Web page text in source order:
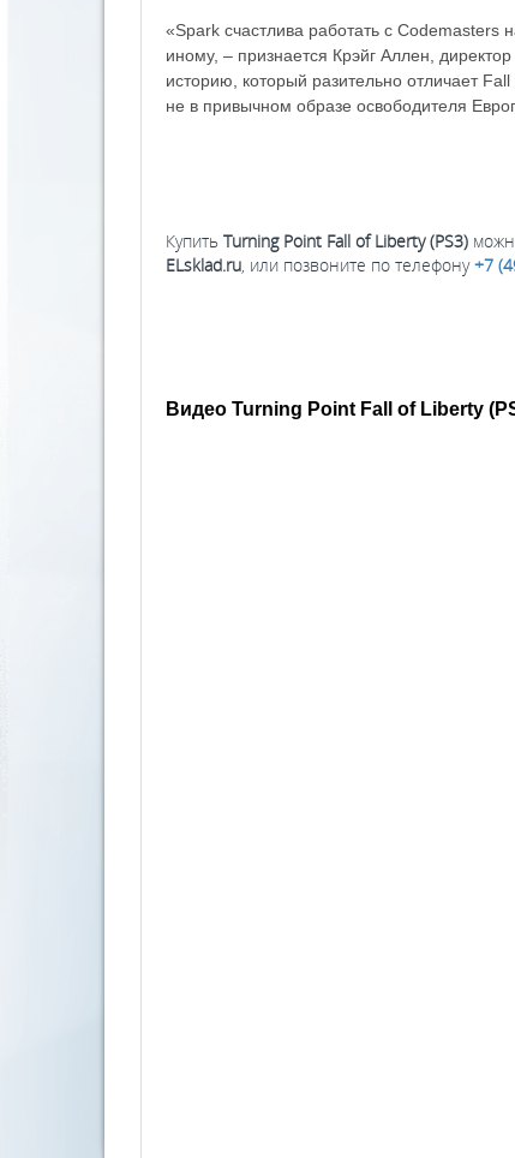
«Spark счастлива работать с Codemasters
иному, – признается Крэйг Аллен,
историю, который разительно отличает
не в привычном образе освободителя
Купить Turning Point Fall of Liberty (PS3)
ELsklad.ru , или позвоните по телефону+7
Видео Turning Point Fall of Liberty